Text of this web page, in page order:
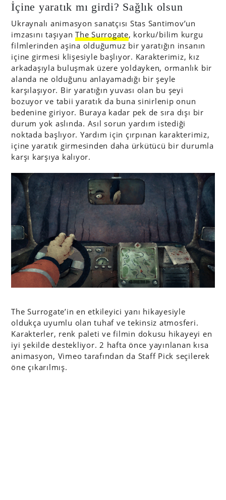
İçine yaratık mı girdi? Sağlık olsun
Ukraynalı animasyon sanatçısı Stas Santimov’un
imzasını taşıyanThe Surrogate, korku/bilim kurgu
filmlerinden aşina olduğumuz bir yaratığın insanın
içine girmesi klişesiyle başlıyor. Karakterimiz, kız
arkadaşıyla buluşmak üzere yoldayken, ormanlık bir
alanda ne olduğunu anlayamadığı bir şeyle
karşılaşıyor. Bir yaratığın yuvası olan bu şeyi
bozuyor ve tabii yaratık da buna sinirlenip onun
bedenine giriyor. Buraya kadar pek de sıra dışı bir
durum yok aslında. Asıl sorun yardım istediği
noktada başlıyor. Yardım için çırpınan karakterimiz,
içine yaratık girmesinden daha ürkütücü bir durumla
karşı karşıya kalıyor.
The Surrogate’in en etkileyici yanı hikayesiyle
oldukça uyumlu olan tuhaf ve tekinsiz atmosferi.
Karakterler, renk paleti ve filmin dokusu hikayeyi en
iyi şekilde destekliyor. 2 hafta önce yayınlanan kısa
animasyon, Vimeo tarafından da Staff Pick seçilerek
öne çıkarılmış.